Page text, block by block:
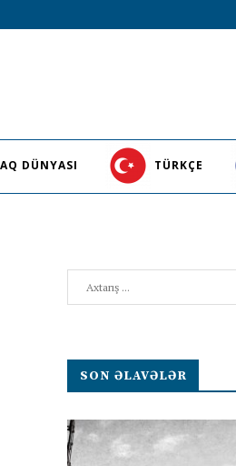
DÜNYASI TÜRKÇE
SON ƏLAVƏLƏR